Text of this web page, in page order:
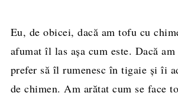
Eu, de obicei, dacă am tofu cu
afumat îl las așa cum este. Dacă
prefer să îl rumenesc în tigaie și îi
de chimen. Am arătat cum se face